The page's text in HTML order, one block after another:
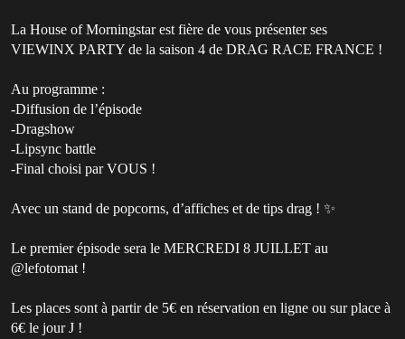
La House of Morningstar est fière de vous présenter ses
VIEWINX PARTY de la saison 4 de DRAG RACE FRANCE !
Au programme :
-Diffusion de l’épisode
-Dragshow
-Lipsync battle
-Final choisi par VOUS !
Avec un stand de popcorns, d’affiches et de tips drag ! ✨
Le premier épisode sera le MERCREDI 8 JUILLET au
@lefotomat !
Les places sont à partir de 5€ en réservation en ligne ou sur place à
6€ le jour J !